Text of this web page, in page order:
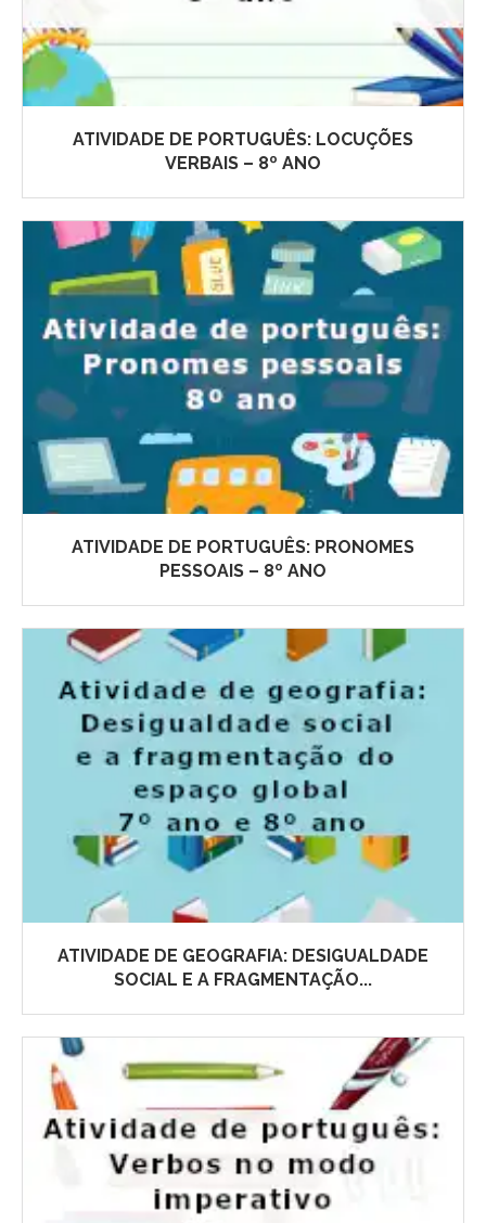
ATIVIDADE DE PORTUGUÊS: LOCUÇÕES
VERBAIS – 8º ANO
ATIVIDADE DE PORTUGUÊS: PRONOMES
PESSOAIS – 8º ANO
ATIVIDADE DE GEOGRAFIA: DESIGUALDADE
SOCIAL E A FRAGMENTAÇÃO...